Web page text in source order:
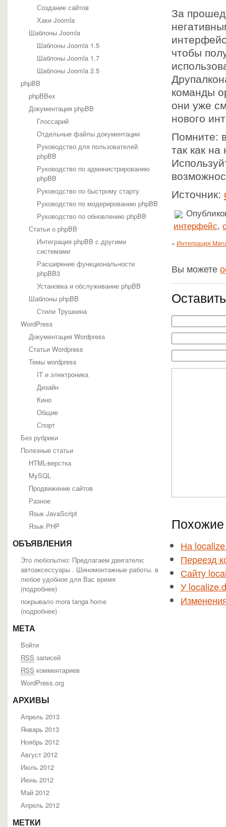
Создание сайтов
Хаки Joomla
Шаблоны Joomla
Шаблоны Joomla 1.5
Шаблоны Joomla 1.7
Шаблоны Joomla 2.5
phpBB
phpBBex
Документация phpBB
Глоссарий
Отдельные файлы документации
Руководство для пользователей
phpBB
Руководство по администрированию
phpBB
Руководство по быстрому старту
Руководство по модерированию phpBB
Руководство по обновлению phpBB
Статьи о phpBB
Интеграция phpBB с другими
системами
Расширение функциональности
phpBB3
Установка и обслуживание phpBB
Шаблоны phpBB
Стили Трушкина
WordPress
Документация Wordpress
Статьи Wordpress
Темы wordpress
IT и электроника
Дизайн
Кино
Общие
Спорт
Без рубрики
Полезные статьи
HTML-верстка
MySQL
Продвижение сайтов
Разное
Язык JavaScript
Язык PHP
ОБЪЯВЛЕНИЯ
Это любопытно: Предлагаем двигатели;
автоаксессуары . Шиномонтажные работы. в
любое удобное для Вас время
(подробнее)
покрывало mora tanga home
(подробнее)
МЕТА
Войти
RSS записей
RSS комментариев
WordPress.org
АРХИВЫ
Апрель 2013
Январь 2013
Ноябрь 2012
Август 2012
Июль 2012
Июнь 2012
Май 2012
Апрель 2012
МЕТКИ
За
чтобы
команды
они уже
нового
Помните:
так как
Источник:
интерфейс,
« Интеграция
Вы можете
Похожие
На
Переезд
Сайту
У